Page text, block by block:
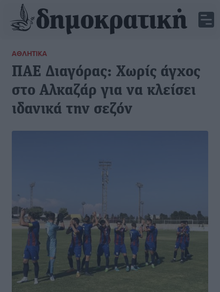
ΑΘΛΗΤΙΚΆ
ΠΑΕ Διαγόρας: Χωρίς άγχος
στο Αλκαζάρ για να κλείσει
ιδανικά την σεζόν